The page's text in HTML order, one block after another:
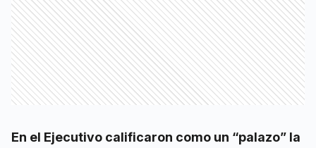
En el Ejecutivo calificaron como un “palazo” la